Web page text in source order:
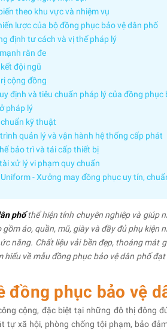
theo khu vực và nhiệm vụ
lược của bộ đồng phục bảo vệ dân phố
định tư cách và vị thế pháp lý
răn đe
đội ngũ
cộng đồng
định và tiêu chuẩn pháp lý của đồng phục
pháp lý
kỹ thuật
quản lý và vận hành hệ thống cấp phát
bảo trì và tái cấp thiết bị
xử lý vi phạm quy chuẩn
- Xưởng may đồng phục uy tín,
phốthể hiện tính chuyên nghiệp và giúp
áo, quần, mũ, giày và đầy đủ phụ
năng. Chất liệu vải bền đẹp, thoáng
hiểu về mẫu đồng phục bảo vệ dân phố
đồng phục bảo vệ
cộng, đặc biệt tại những đô thị đông
tự xã hội, phòng chống tội phạm, bảo